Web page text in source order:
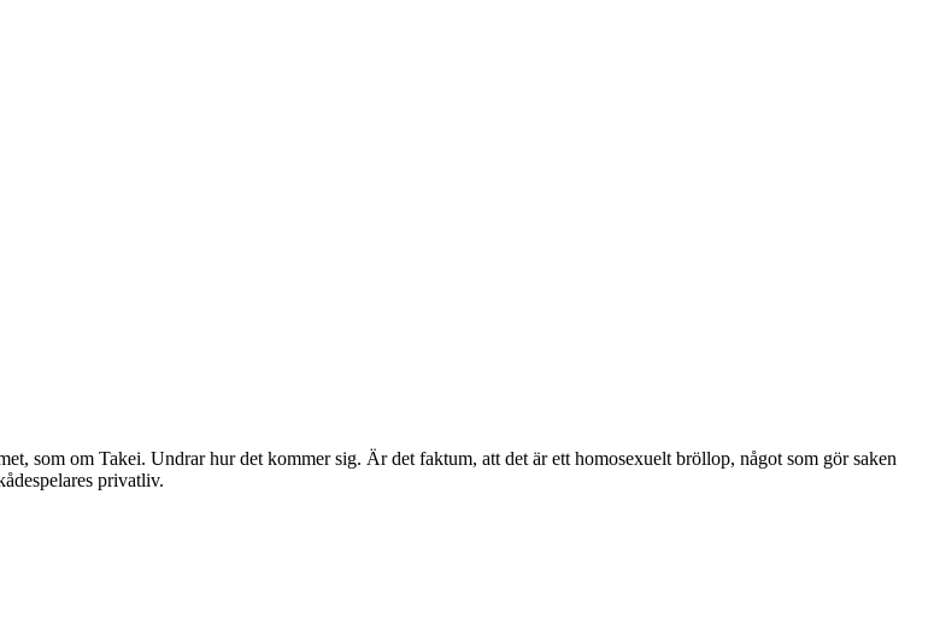
som om Takei. Undrar hur det kommer sig. Är det faktum, att det är ett homosexuelt bröllop, något som gör saken
privatliv.